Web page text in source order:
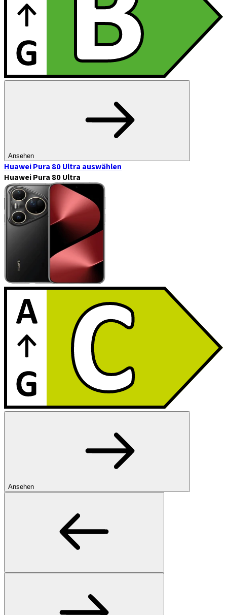
Ansehen
Huawei Pura 80 Ultra auswählen
Huawei Pura 80 Ultra
Ansehen